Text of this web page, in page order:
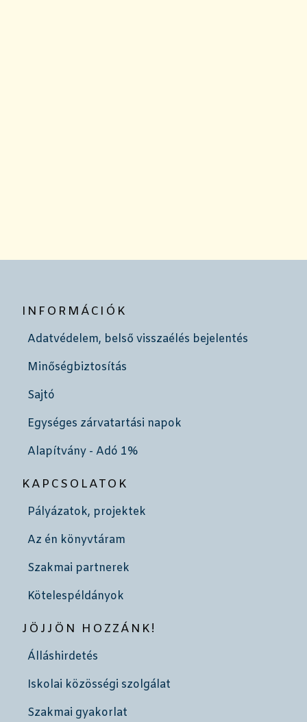
INFORMÁCIÓK
Adatvédelem, belső visszaélés bejelentés
Minőségbiztosítás
Sajtó
Egységes zárvatartási napok
Alapítvány - Adó 1%
KAPCSOLATOK
Pályázatok, projektek
Az én könyvtáram
Szakmai partnerek
Kötelespéldányok
JÖJJÖN HOZZÁNK!
Álláshirdetés
Iskolai közösségi szolgálat
Szakmai gyakorlat